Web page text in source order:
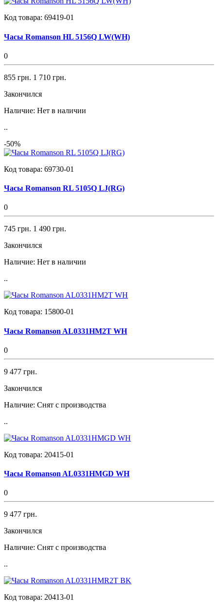
Код товара: 69419-01
Часы Romanson HL 5156Q LW(WH)
0
855 грн. 1 710 грн.
Закончился
Наличие: Нет в наличии
..
-50%
Код товара: 69730-01
Часы Romanson RL 5105Q LJ(RG)
0
745 грн. 1 490 грн.
Закончился
Наличие: Нет в наличии
..
Код товара: 15800-01
Часы Romanson AL0331HM2T WH
0
9 477 грн.
Закончился
Наличие: Снят с производства
..
Код товара: 20415-01
Часы Romanson AL0331HMGD WH
0
9 477 грн.
Закончился
Наличие: Снят с производства
..
Код товара: 20413-01